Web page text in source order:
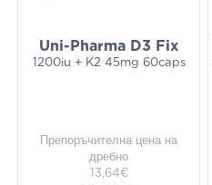
Uni-Pharma D3 Fix
1200iu + K2 45mg 60caps
Препоръчителна цена на
дребно
13,64€